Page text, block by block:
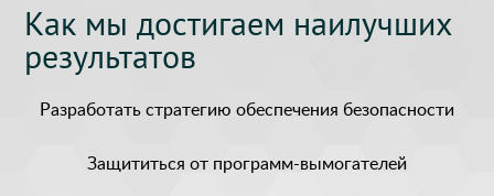
Как мы достигаем наилучших
результатов
Разработать стратегию обеспечения безопасности
Защититься от программ-вымогателей